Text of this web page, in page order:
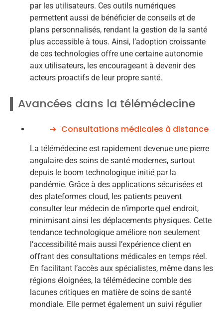
par les utilisateurs. Ces outils numériques
permettent aussi de bénéficier de conseils et de
plans personnalisés, rendant la gestion de la santé
plus accessible à tous. Ainsi, l’adoption croissante
de ces technologies offre une certaine autonomie
aux utilisateurs, les encourageant à devenir des
acteurs proactifs de leur propre santé.
Avancées dans la télémédecine
Consultations médicales à distance
La télémédecine est rapidement devenue une pierre
angulaire des soins de santé modernes, surtout
depuis le boom technologique initié par la
pandémie. Grâce à des applications sécurisées et
des plateformes cloud, les patients peuvent
consulter leur médecin de n’importe quel endroit,
minimisant ainsi les déplacements physiques. Cette
tendance technologique améliore non seulement
l’accessibilité mais aussi l’expérience client en
offrant des consultations médicales en temps réel.
En facilitant l’accès aux spécialistes, même dans les
régions éloignées, la télémédecine comble des
lacunes critiques en matière de soins de santé
mondiale. Elle permet également un suivi régulier